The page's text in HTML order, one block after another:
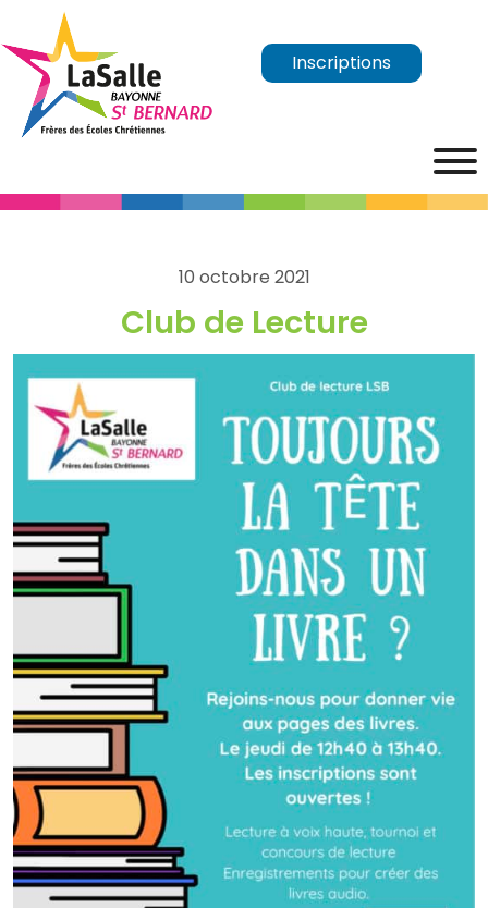
Inscriptions
10 octobre 2021
Club de Lecture